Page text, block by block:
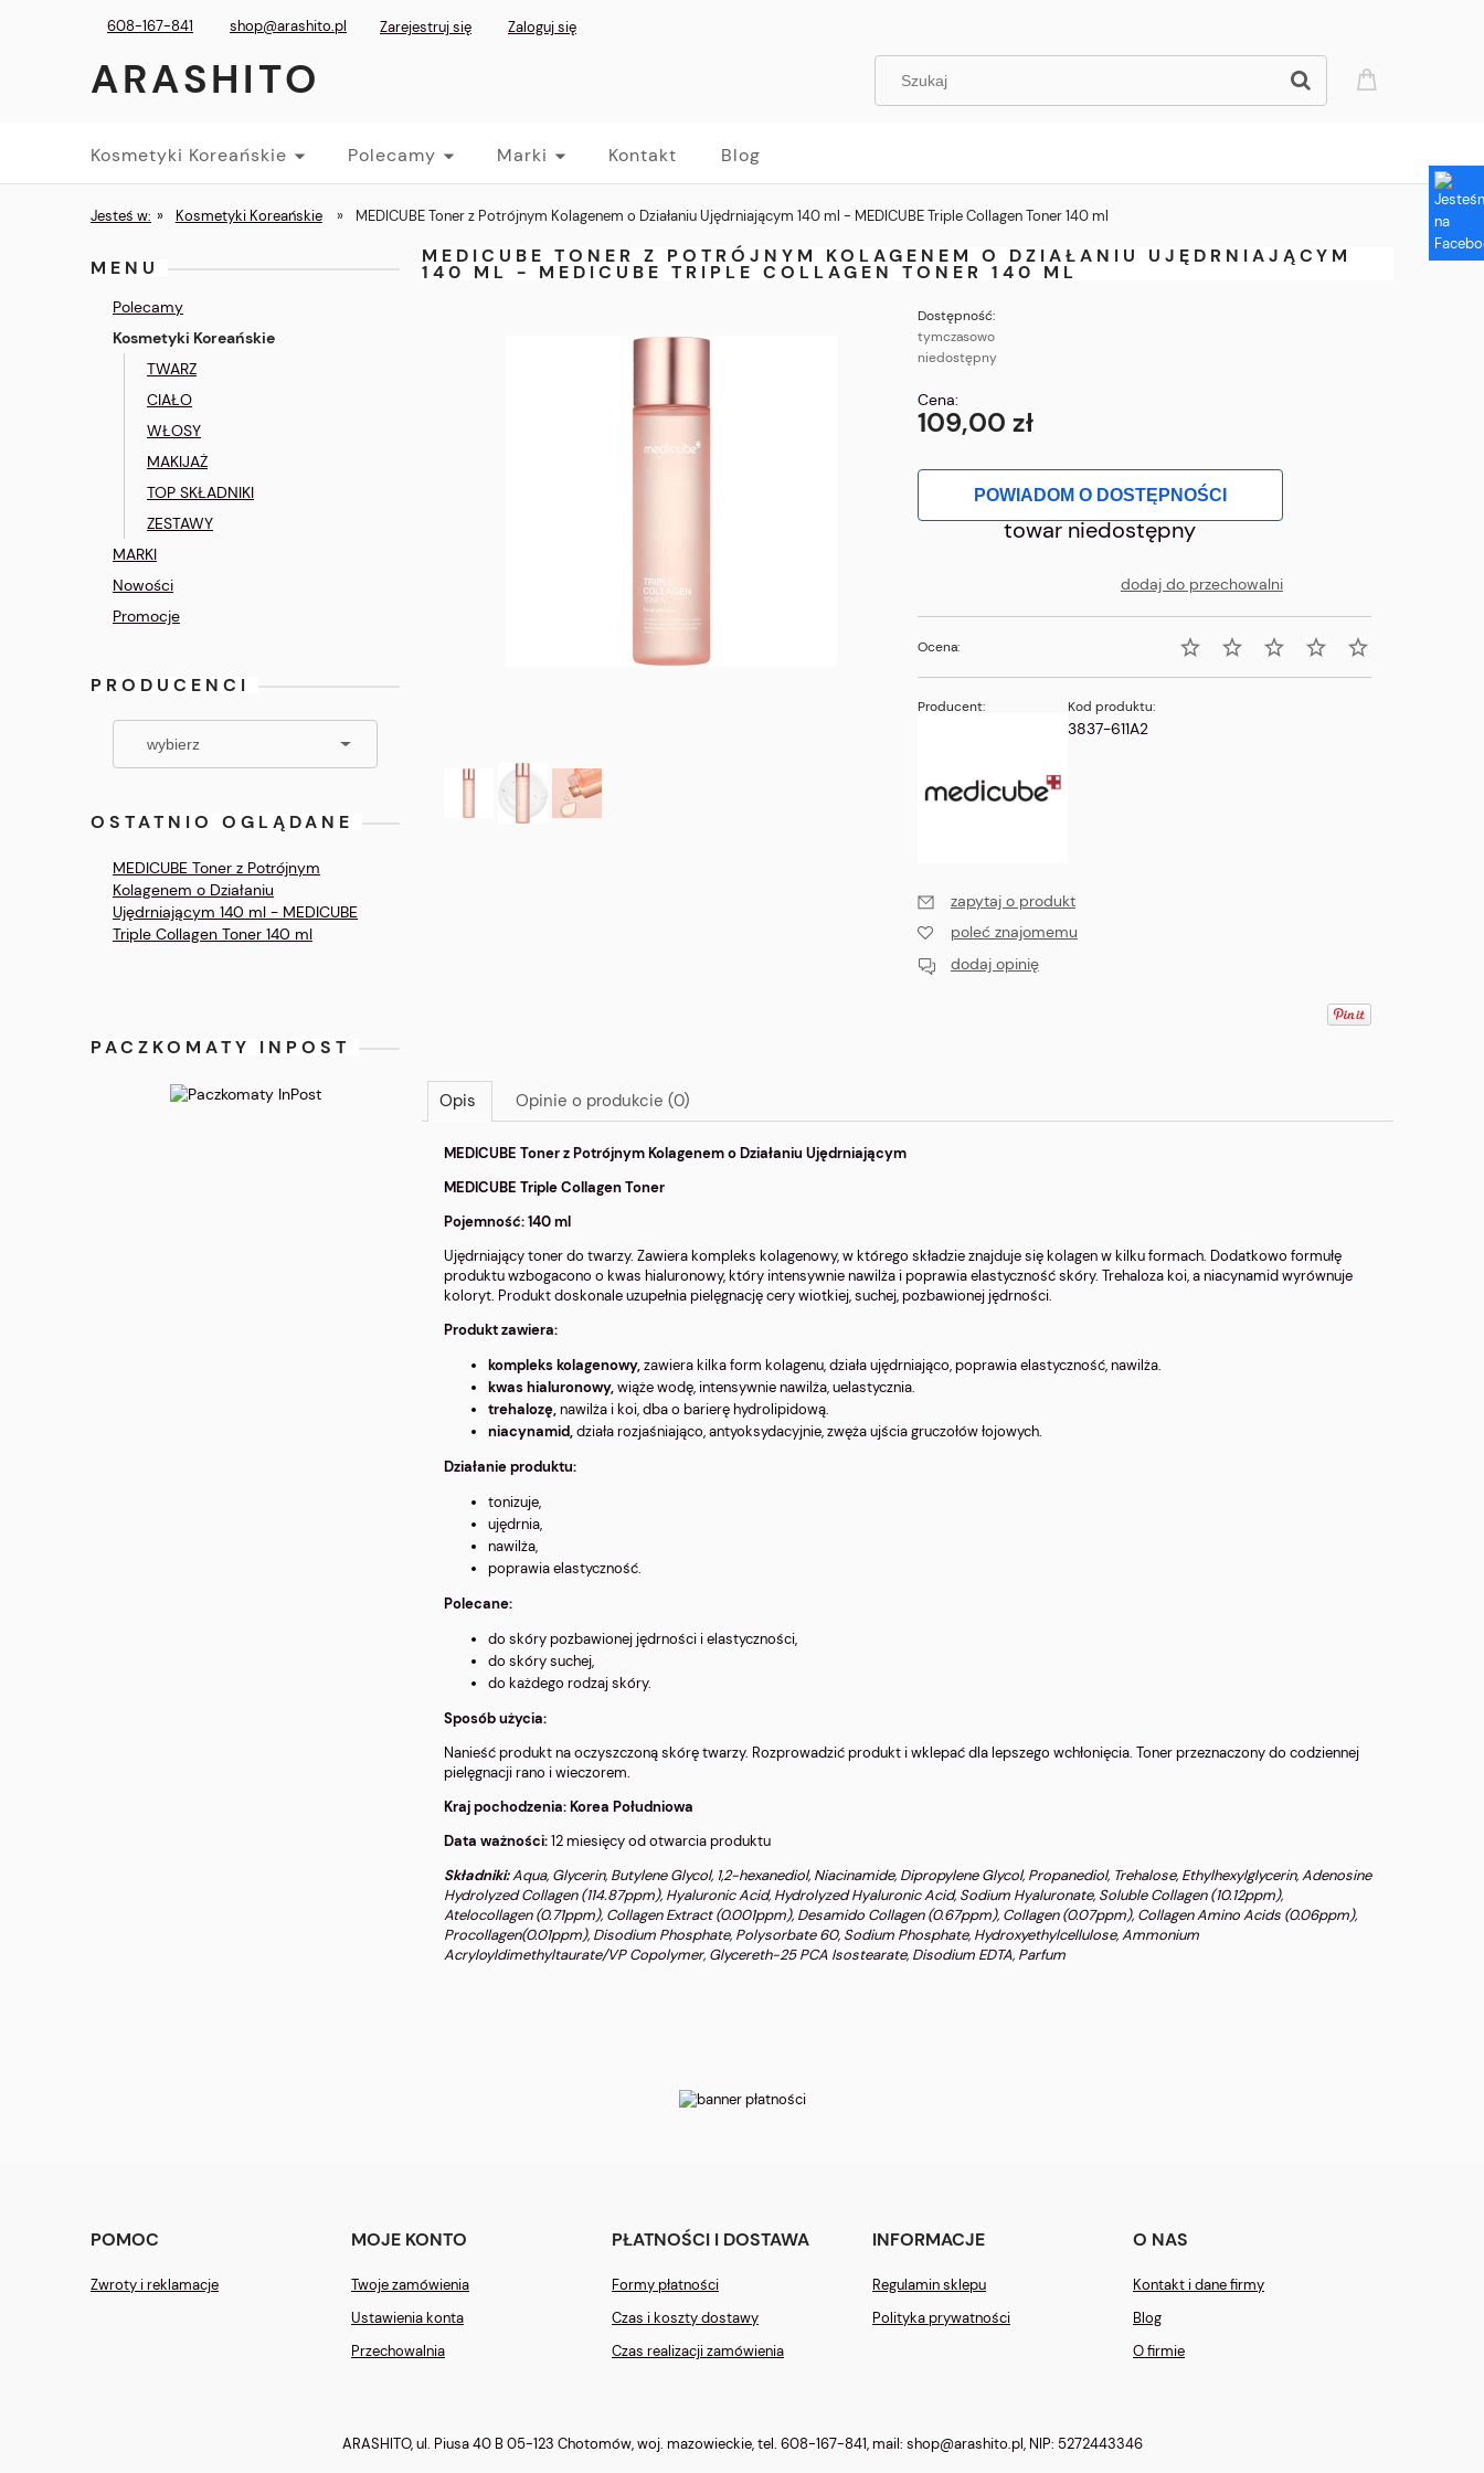
608-167-841 shop@arashito.pl Zarejestruj się Zaloguj się
ARASHITO
Kosmetyki Koreańskie Polecamy Marki Kontakt Blog
Jesteś w: » Kosmetyki Koreańskie » MEDICUBE Toner z Potrójnym Kolagenem o Działaniu Ujędrniającym 140 ml - MEDICUBE Triple Collagen Toner 140 ml
MENU
Polecamy
Kosmetyki Koreańskie
TWARZ
CIAŁO
WŁOSY
MAKIJAŻ
TOP SKŁADNIKI
ZESTAWY
MARKI
Nowości
Promocje
PRODUCENCI
OSTATNIO OGLĄDANE
MEDICUBE Toner z Potrójnym
Kolagenem o Działaniu
Ujędrniającym 140 ml - MEDICUBE
Triple Collagen Toner 140 ml
PACZKOMATY INPOST
MEDICUBE TONER Z POTRÓJNYM KOLAGENEM O DZIAŁANIU UJĘDRNIAJĄCYM
140 ML - MEDICUBE TRIPLE COLLAGEN TONER 140 ML
Dostępność:
tymczasowo
niedostępny
Cena:
109,00 zł
POWIADOM O DOSTĘPNOŚCI
towar niedostępny
dodaj do przechowalni
Ocena:
Producent: Kod produktu:
3837-611A2
zapytaj o produkt
poleć znajomemu
dodaj opinię
Opis Opinie o produkcie (0)
MEDICUBE Toner z Potrójnym Kolagenem o Działaniu Ujędrniającym
MEDICUBE Triple Collagen Toner
Pojemność: 140 ml
Ujędrniający toner do twarzy. Zawiera kompleks kolagenowy, w którego składzie znajduje się kolagen w kilku formach. Dodatkowo formułę
produktu wzbogacono o kwas hialuronowy, który intensywnie nawilża i poprawia elastyczność skóry. Trehaloza koi, a niacynamid wyrównuje
koloryt. Produkt doskonale uzupełnia pielęgnację cery wiotkiej, suchej, pozbawionej jędrności.
Produkt zawiera:
kompleks kolagenowy,zawiera kilka form kolagenu, działa ujędrniająco, poprawia elastyczność, nawilża.
kwas hialuronowy,wiąże wodę, intensywnie nawilża, uelastycznia.
trehalozę,nawilża i koi, dba o barierę hydrolipidową.
niacynamid,działa rozjaśniająco, antyoksydacyjnie, zwęża ujścia gruczołów łojowych.
Działanie produktu:
tonizuje,
ujędrnia,
nawilża,
poprawia elastyczność.
Polecane:
do skóry pozbawionej jędrności i elastyczności,
do skóry suchej,
do każdego rodzaj skóry.
Sposób użycia:
Nanieść produkt na oczyszczoną skórę twarzy. Rozprowadzić produkt i wklepać dla lepszego wchłonięcia. Toner przeznaczony do codziennej
pielęgnacji rano i wieczorem.
Kraj pochodzenia: Korea Południowa
Data ważności:12 miesięcy od otwarcia produktu
Składniki:Aqua, Glycerin, Butylene Glycol, 1,2-hexanediol, Niacinamide, Dipropylene Glycol, Propanediol, Trehalose, Ethylhexylglycerin, Adenosine
Hydrolyzed Collagen (114.87ppm), Hyaluronic Acid, Hydrolyzed Hyaluronic Acid, Sodium Hyaluronate, Soluble Collagen (10.12ppm),
Atelocollagen (0.71ppm), Collagen Extract (0.001ppm), Desamido Collagen (0.67ppm), Collagen (0.07ppm), Collagen Amino Acids (0.06ppm),
Procollagen(0.01ppm), Disodium Phosphate, Polysorbate 60, Sodium Phosphate, Hydroxyethylcellulose, Ammonium
Acryloyldimethyltaurate/VP Copolymer, Glycereth-25 PCA Isostearate, Disodium EDTA, Parfum
POMOC
Zwroty i reklamacje
MOJE KONTO
Twoje zamówienia
Ustawienia konta
Przechowalnia
PŁATNOŚCI I DOSTAWA
Formy płatności
Czas i koszty dostawy
Czas realizacji zamówienia
INFORMACJE
Regulamin sklepu
Polityka prywatności
O NAS
Kontakt i dane firmy
Blog
O firmie
ARASHITO, ul. Piusa 40 B 05-123 Chotomów, woj. mazowieckie, tel. 608-167-841, mail: shop@arashito.pl, NIP: 5272443346